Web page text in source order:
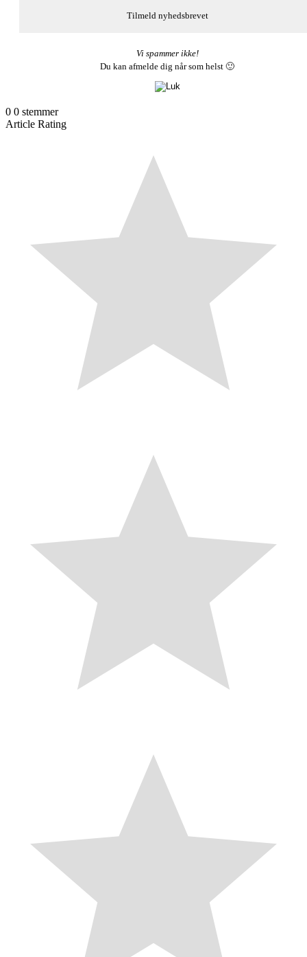
Vi spammer ikke!
Du kan afmelde dig når som helst 🙂
0 0 stemmer
Article Rating